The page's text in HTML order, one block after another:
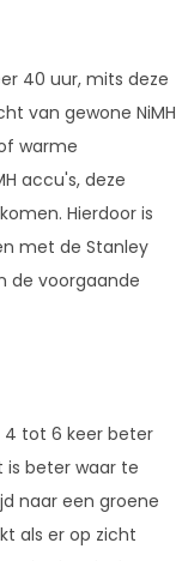
40 uur, mits deze
van gewone NiMH
warme
accu's, deze
Hierdoor is
met de Stanley
de voorgaande
4 tot 6 keer beter
is beter waar te
naar een groene
als er op zicht